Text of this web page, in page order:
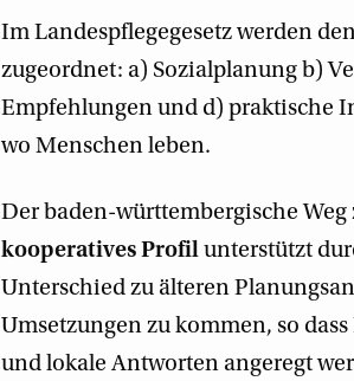
Im Landespflegegesetz werden
zugeordnet: a) Sozialplanung b)
Empfehlungen und d) praktische
wo Menschen leben.
Der baden-württembergische
kooperatives Profilunterstützt
Unterschied zu älteren
Umsetzungen zu kommen, so
und lokale Antworten angeregt